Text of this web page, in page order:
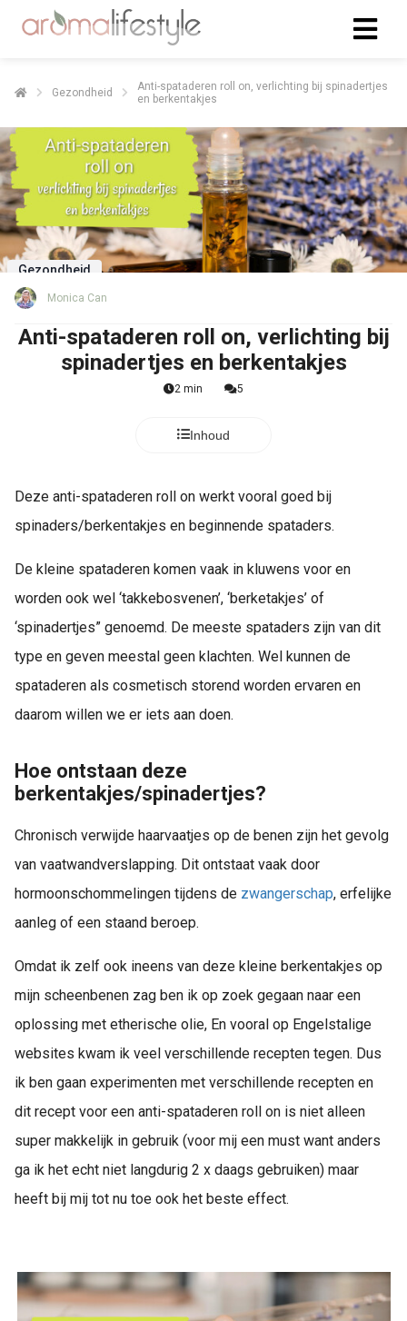
Gezondheid
Anti-spataderen roll on, verlichting bij spinadertjes
en berkentakjes
Gezondheid
Monica Can
Anti-spataderen roll on, verlichting bij
spinadertjes en berkentakjes
2 min 5
Inhoud
Deze anti-spataderen roll on werkt vooral goed bij
spinaders/berkentakjes en beginnende spataders.
De kleine spataderen komen vaak in kluwens voor en
worden ook wel ‘takkebosvenen’, ‘berketakjes’ of
‘spinadertjes” genoemd. De meeste spataders zijn van dit
type en geven meestal geen klachten. Wel kunnen de
spataderen als cosmetisch storend worden ervaren en
daarom willen we er iets aan doen.
Hoe ontstaan deze
berkentakjes/spinadertjes?
Chronisch verwijde haarvaatjes op de benen zijn het gevolg
van vaatwandverslapping. Dit ontstaat vaak door
hormoonschommelingen tijdens de zwangerschap, erfelijke
aanleg of een staand beroep.
Omdat ik zelf ook ineens van deze kleine berkentakjes op
mijn scheenbenen zag ben ik op zoek gegaan naar een
oplossing met etherische olie, En vooral op Engelstalige
websites kwam ik veel verschillende recepten tegen. Dus
ik ben gaan experimenten met verschillende recepten en
dit recept voor een anti-spataderen roll on is niet alleen
super makkelijk in gebruik (voor mij een must want anders
ga ik het echt niet langdurig 2 x daags gebruiken) maar
heeft bij mij tot nu toe ook het beste effect.